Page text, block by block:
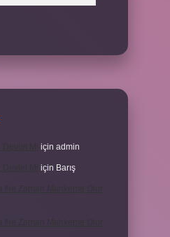
için admin
için Barış